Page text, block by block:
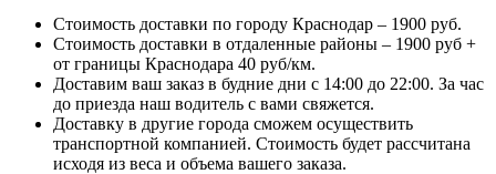
Стоимость доставки по городу Краснодар – 1900 руб.
Стоимость доставки в отдаленные районы – 1900 руб +
от границы Краснодара 40 руб/км.
Доставим ваш заказ в будние дни с 14:00 до 22:00. За час
до приезда наш водитель с вами свяжется.
Доставку в другие города сможем осуществить
транспортной компанией. Стоимость будет рассчитана
исходя из веса и объема вашего заказа.